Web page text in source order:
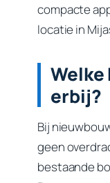
compacte
locatie in
Welke
erbij?
Bij
geen
bestaande